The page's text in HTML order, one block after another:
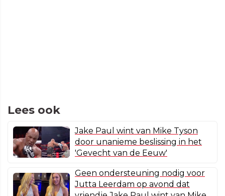
Lees ook
Jake Paul wint van Mike Tyson
door unanieme beslissing in het
'Gevecht van de Eeuw'
Geen ondersteuning nodig voor
Jutta Leerdam op avond dat